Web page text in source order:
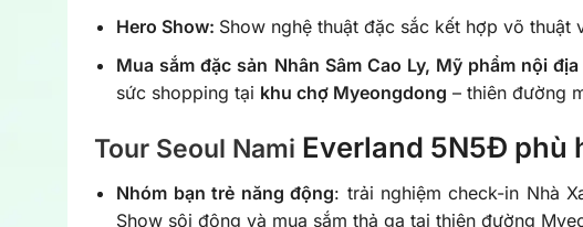
Hero Show: Show nghệ thuật đặc sắc kết hợp võ thuật
Mua sắm đặc sản Nhân Sâm Cao Ly, Mỹ phẩm nội
sức shopping tại khu chợ Myeongdong – thiên đường
Tour Seoul Nami Everland 5N5Đ phù
Nhóm bạn trẻ năng động: trải nghiệm check-in Nhà
Show sôi động và mua sắm thả ga tại thiên đường